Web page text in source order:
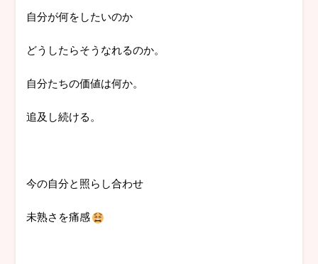
自分が何をしたいのか
どうしたらそうなれるのか。
自分たちの価値は何か。
追及し続ける。
今の自分と照らし合わせ
未熟さを痛感